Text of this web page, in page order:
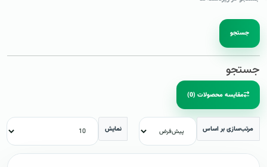
جستجو
جستجو
مقایسه محصولات (0)
مرتب‌سازی بر اساس نمایش